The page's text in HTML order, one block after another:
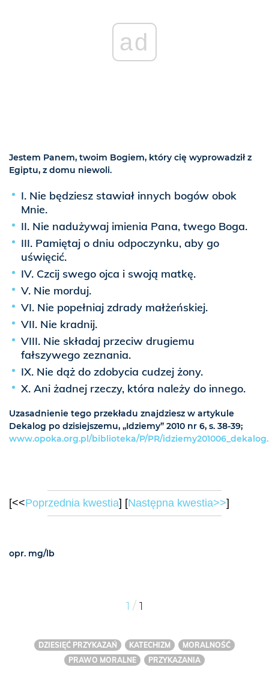
ad
Jestem Panem, twoim Bogiem, który cię wyprowadził z
Egiptu, z domu niewoli.
I. Nie będziesz stawiał innych bogów obok
Mnie.
II. Nie nadużywaj imienia Pana, twego Boga.
III. Pamiętaj o dniu odpoczynku, aby go
uświęcić.
IV. Czcij swego ojca i swoją matkę.
V. Nie morduj.
VI. Nie popełniaj zdrady małżeńskiej.
VII. Nie kradnij.
VIII. Nie składaj przeciw drugiemu
fałszywego zeznania.
IX. Nie dąż do zdobycia cudzej żony.
X. Ani żadnej rzeczy, która należy do innego.
Uzasadnienie tego przekładu znajdziesz w artykule
Dekalog po dzisiejszemu, „Idziemy” 2010 nr 6, s. 38-39;
www.opoka.org.pl/biblioteka/P/PR/
[<<Poprzednia kwestia] [Następna kwestia>>]
opr. mg/lb
1 / 1
DZIESIĘĆ PRZYKAZAŃ KATECHIZM
MORALNOŚĆ
PRAWO MORALNE
PRZYKAZANIA